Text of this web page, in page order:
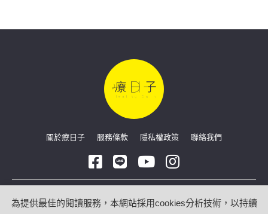
關於療日子 服務條款 隱私權政策 聯絡我們
Copyright © 2026 療日子 HealingDaily
為提供最佳的閱讀服務，本網站採用cookies分析技術，以持續